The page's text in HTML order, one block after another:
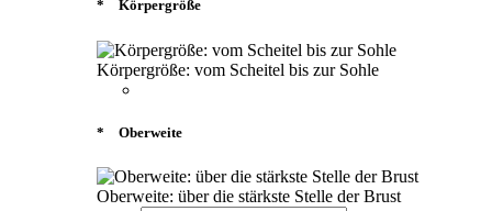
* Körpergröße
Körpergröße: vom Scheitel bis zur Sohle
* Oberweite
Oberweite: über die stärkste Stelle der Brust